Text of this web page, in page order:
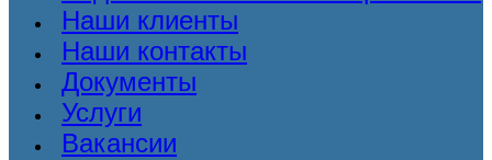
Наши клиенты
Наши контакты
Документы
Услуги
Вакансии